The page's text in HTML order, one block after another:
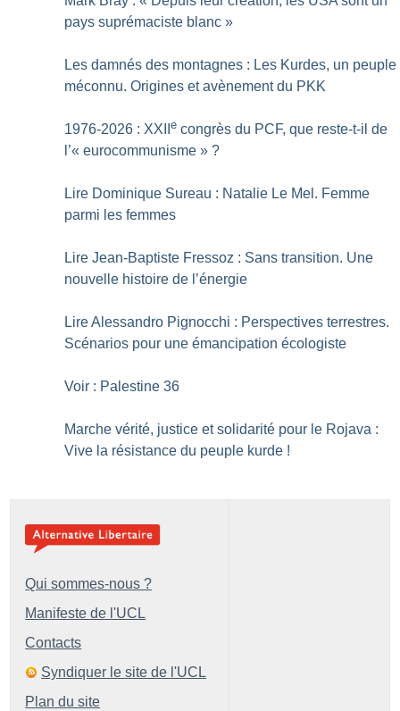
pays suprémaciste blanc »
Les damnés des montagnes : Les Kurdes, un peuple
méconnu. Origines et avènement du PKK
1976-2026 : XXIIe congrès du PCF, que reste-t-il de
l’« eurocommunisme » ?
Lire Dominique Sureau : Natalie Le Mel. Femme
parmi les femmes
Lire Jean-Baptiste Fressoz : Sans transition. Une
nouvelle histoire de l’énergie
Lire Alessandro Pignocchi : Perspectives terrestres.
Scénarios pour une émancipation écologiste
Voir : Palestine 36
Marche vérité, justice et solidarité pour le Rojava :
Vive la résistance du peuple kurde !
Qui sommes-nous ?
Manifeste de l'UCL
Contacts
Syndiquer le site de l'UCL
Plan du site